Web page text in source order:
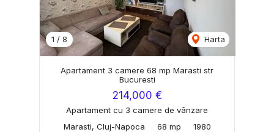
1 / 8 Harta
Apartament 3 camere 68 mp Marasti str
Bucuresti
214,000 €
Apartament cu 3 camere de vânzare
Marasti, Cluj-Napoca
68 mp 1980